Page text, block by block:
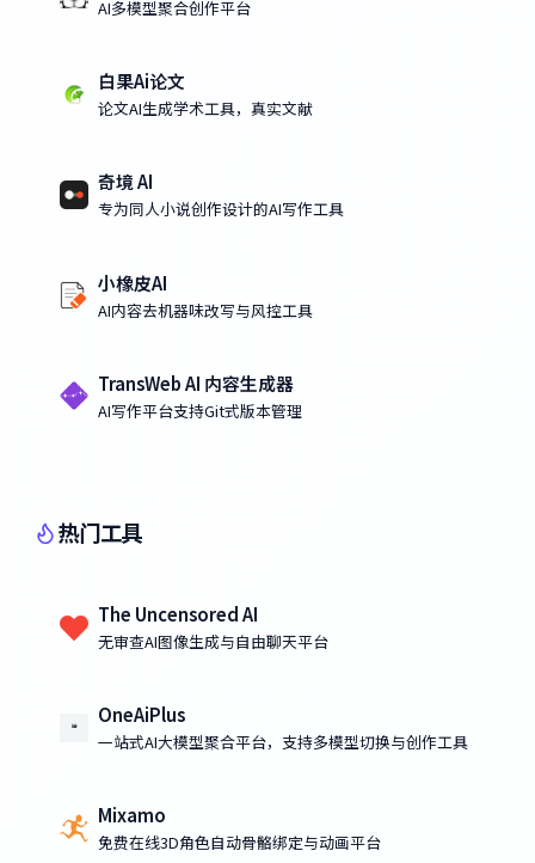
AI多模型聚合创作平台
白果Ai论文
论文AI生成学术工具，真实文献
奇境 AI
专为同人小说创作设计的AI写作工具
小橡皮AI
AI内容去机器味改写与风控工具
TransWeb AI 内容生成器
AI写作平台支持Git式版本管理
热门工具
The Uncensored AI
无审查AI图像生成与自由聊天平台
OneAiPlus
一站式AI大模型聚合平台，支持多模型切换与创作工具
Mixamo
免费在线3D角色自动骨骼绑定与动画平台